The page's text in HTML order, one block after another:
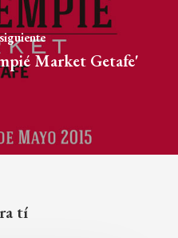
Market Getafe'
tí